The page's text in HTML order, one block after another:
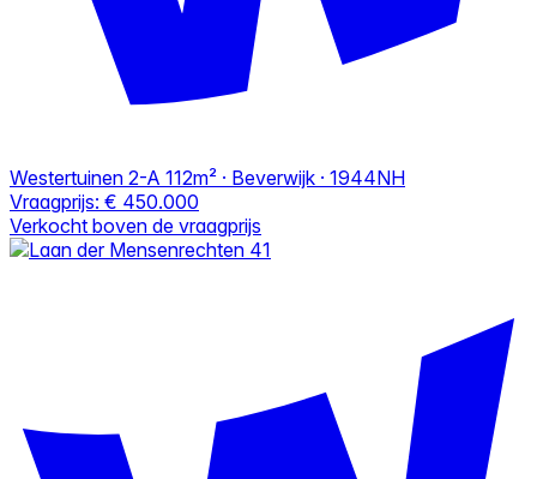
Westertuinen 2-A 112m² · Beverwijk · 1944NH
Vraagprijs: € 450.000
Verkocht boven de vraagprijs